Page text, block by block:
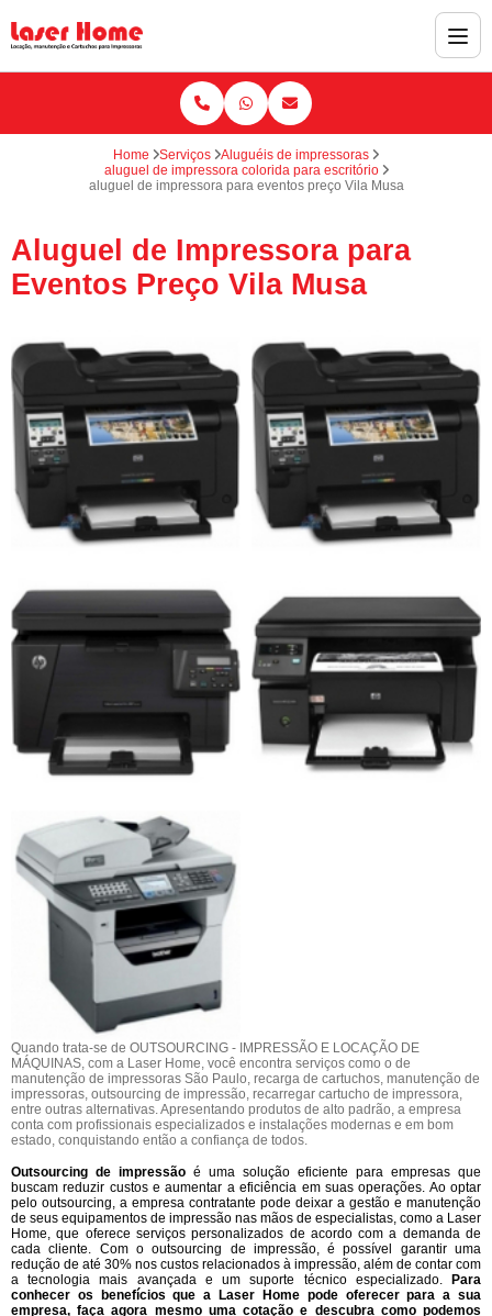
Home Serviços
Aluguéis de impressoras
aluguel de impressora colorida para escritório
aluguel de impressora para eventos preço Vila Musa
Aluguel de Impressora para
Eventos Preço Vila Musa
Quando trata-se de OUTSOURCING - IMPRESSÃO E LOCAÇÃO DE
MÁQUINAS, com a Laser Home, você encontra serviços como o de
manutenção de impressoras São Paulo, recarga de cartuchos, manutenção de
impressoras, outsourcing de impressão, recarregar cartucho de impressora,
entre outras alternativas. Apresentando produtos de alto padrão, a empresa
conta com profissionais especializados e instalações modernas e em bom
estado, conquistando então a confiança de todos.
Outsourcing de impressão é uma solução eficiente para empresas que
buscam reduzir custos e aumentar a eficiência em suas operações. Ao optar
pelo outsourcing, a empresa contratante pode deixar a gestão e manutenção
de seus equipamentos de impressão nas mãos de especialistas, como a Laser
Home, que oferece serviços personalizados de acordo com a demanda de
cada cliente. Com o outsourcing de impressão, é possível garantir uma
redução de até 30% nos custos relacionados à impressão, além de contar com
a tecnologia mais avançada e um suporte técnico especializado. Para
conhecer os benefícios que a Laser Home pode oferecer para a sua
empresa, faça agora mesmo uma cotação e descubra como podemos